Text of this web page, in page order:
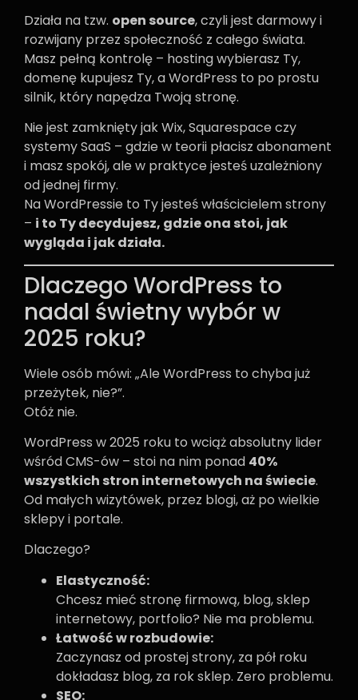
Działa na tzw. open source, czyli jest darmowy i
rozwijany przez społeczność z całego świata.
Masz pełną kontrolę – hosting wybierasz Ty,
domenę kupujesz Ty, a WordPress to po prostu
silnik, który napędza Twoją stronę.
Nie jest zamknięty jak Wix, Squarespace czy
systemy SaaS – gdzie w teorii płacisz abonament
i masz spokój, ale w praktyce jesteś uzależniony
od jednej firmy.
Na WordPressie to Ty jesteś właścicielem strony
– i to Ty decydujesz, gdzie ona stoi, jak
wygląda i jak działa.
Dlaczego WordPress to
nadal świetny wybór w
2025 roku?
Wiele osób mówi: „Ale WordPress to chyba już
przeżytek, nie?”.
Otóż nie.
WordPress w 2025 roku to wciąż absolutny lider
wśród CMS-ów – stoi na nim ponad 40%
wszystkich stron internetowych na świecie.
Od małych wizytówek, przez blogi, aż po wielkie
sklepy i portale.
Dlaczego?
Elastyczność:
Chcesz mieć stronę firmową, blog, sklep
internetowy, portfolio? Nie ma problemu.
Łatwość w rozbudowie:
Zaczynasz od prostej strony, za pół roku
dokładasz blog, za rok sklep. Zero problemu.
SEO: